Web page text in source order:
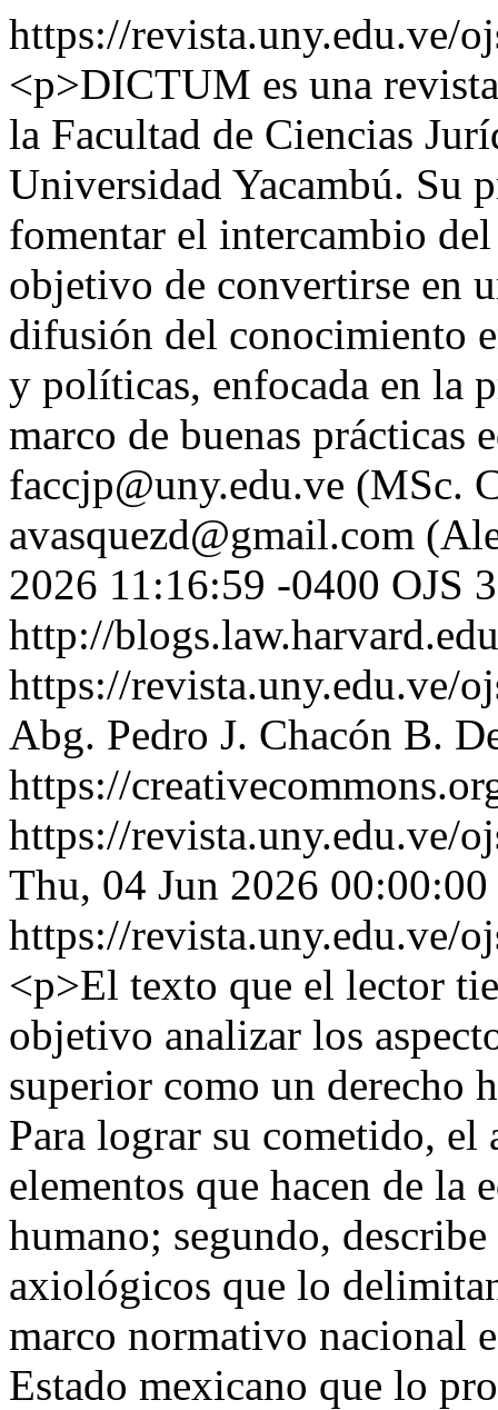
https://revista.uny.edu.ve/
<p>DICTUM es una
la Facultad de Ciencias
Universidad Yacambú. Su
fomentar el intercambio
objetivo de convertirse en
difusión del conocimiento
y políticas, enfocada en la
marco de buenas prácticas
faccjp@uny.edu.ve (MSc.
avasquezd@gmail.com
2026 11:16:59 -0400 OJS
http://
https://revista.uny.edu.ve/
Abg. Pedro J. Chacón B.
https://
https://revista.uny.edu.ve/
Thu, 04 Jun 2026
https://revista.uny.edu.ve/
<p>El texto que el lector
objetivo analizar los
superior como un derecho
Para lograr su cometido,
elementos que hacen de la
humano; segundo,
axiológicos que lo
marco normativo nacional
Estado mexicano que lo